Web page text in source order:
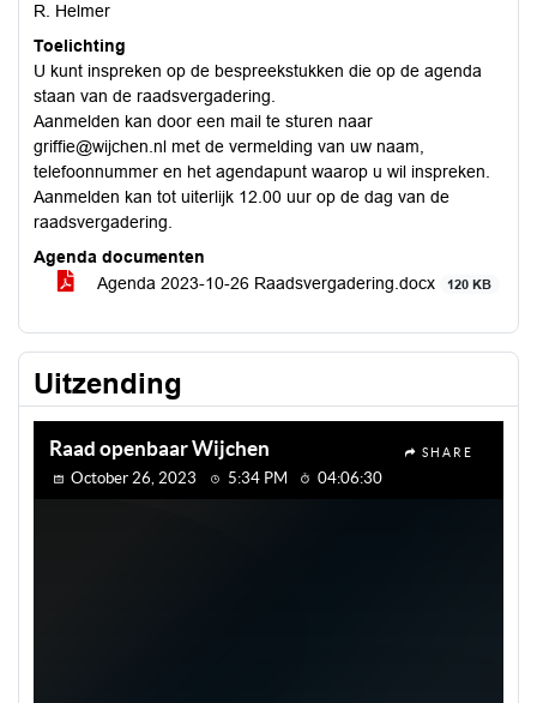
R. Helmer
Toelichting
U kunt inspreken op de bespreekstukken die op de agenda
staan van de raadsvergadering.
Aanmelden kan door een mail te sturen naar
griffie@wijchen.nl met de vermelding van uw naam,
telefoonnummer en het agendapunt waarop u wil inspreken.
Aanmelden kan tot uiterlijk 12.00 uur op de dag van de
raadsvergadering.
Agenda documenten
Agenda 2023-10-26 Raadsvergadering.docx
120 KB
Uitzending